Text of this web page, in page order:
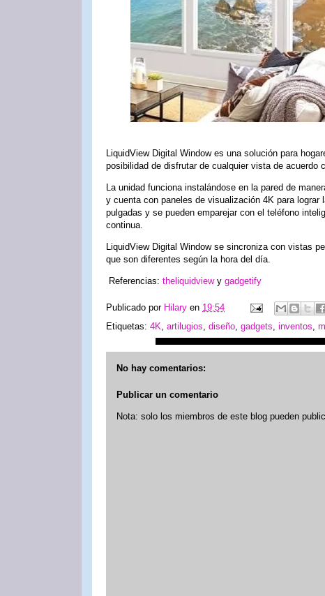
LiquidView Digital Window es una solución para
posibilidad de disfrutar de cualquier vista de acuerdo
La unidad funciona instalándose en la pared de
y cuenta con paneles de visualización 4K para
pulgadas y se pueden emparejar con el teléfono
continua.
LiquidView Digital Window se sincroniza con vistas
que son diferentes según la hora del día.
Referencias: theliquidviewy gadgetify
Publicado por Hilary en 19:54
Etiquetas: 4K artilugios diseño gadgets inventos
No hay comentarios:
Publicar un comentario
Nota: solo los miembros de este blog pueden